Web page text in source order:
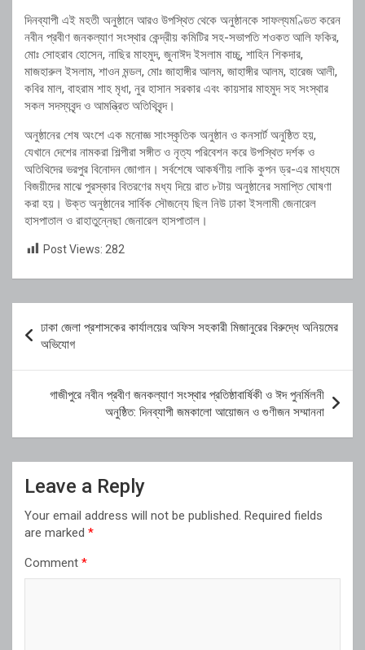
দিনব্যাপী এই মহতী অনুষ্ঠানে আরও উপস্থিত থেকে অনুষ্ঠানকে সাফল্যমণ্ডিত করেন
নবীন প্রবীণ জনকল্যাণ সংস্থার কেন্দ্রীয় কমিটির সহ-সভাপতি শওকত আলি ফকির,
মোঃ সোহরাব হোসেন, নাছির মাহমুদ, জুনাঈদ ইসলাম বাচ্চু, শাহিন শিকদার,
মাজহারুল ইসলাম, শাওন মন্ডল, মোঃ জাহাঙ্গীর আলম, জাহাঙ্গীর আলম, হারেজ আলী,
কবির মাল, বাহরাম শাহ মৃধা, নুর হাসান সরকার এবং কায়সার মাহমুদ সহ সংস্থার
সকল সদস্যবৃন্দ ও আমন্ত্রিত অতিথিবৃন্দ।
অনুষ্ঠানের শেষ অংশে এক মনোজ্ঞ সাংস্কৃতিক অনুষ্ঠান ও কনসার্ট অনুষ্ঠিত হয়,
যেখানে দেশের নামকরা শিল্পীরা সঙ্গীত ও নৃত্য পরিবেশন করে উপস্থিত দর্শক ও
অতিথিদের ভরপুর বিনোদন জোগান। সর্বশেষে আকর্ষণীয় লাকি কুপন ড্র-এর মাধ্যমে
বিজয়ীদের মাঝে পুরস্কার বিতরণের মধ্য দিয়ে রাত ৮টায় অনুষ্ঠানের সমাপ্তি ঘোষণা
করা হয়। উক্ত অনুষ্ঠানের সার্বিক সৌজন্যে ছিল নিউ ঢাকা ইসলামী জেনারেল
হাসপাতাল ও রাহাতুন্নেছা জেনারেল হাসপাতাল।
Post Views: 282
navigation
ঢাকা জেলা প্রশাসকের কার্যালয়ের অফিস সহকারী মিজানুরের বিরুদ্ধে অনিয়মের
অভিযোগ
গাজীপুরে নবীন প্রবীণ জনকল্যাণ সংস্থার প্রতিষ্ঠাবার্ষিকী ও ঈদ পুনর্মিলনী
অনুষ্ঠিত: দিনব্যাপী জমকালো আয়োজন ও গুণীজন সম্মাননা
Leave a Reply
Your email address will not be published. Required fields
are marked *
Comment *